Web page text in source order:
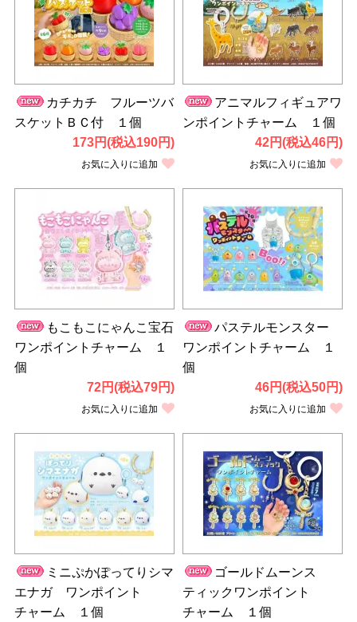
カチカチ フルーツバ
スケットＢＣ付 １個
173円(税込190円)
お気に入りに追加
アニマルフィギュアワ
ンポイントチャーム １個
42円(税込46円)
お気に入りに追加
もこもこにゃんこ宝石
ワンポイントチャーム １
個
72円(税込79円)
お気に入りに追加
パステルモンスター
ワンポイントチャーム １
個
46円(税込50円)
お気に入りに追加
ミニぷかぽってりシマ
エナガ ワンポイント
チャーム １個
ゴールドムーンス
ティックワンポイント
チャーム １個